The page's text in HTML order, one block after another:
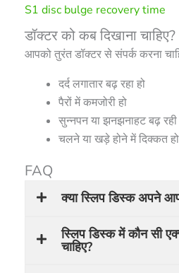
S1 disc bulge recovery time
डॉक्टर को कब दिखाना चाहिए?
आपको तुरंत डॉक्टर से संपर्क करना
दर्द लगातार बढ़ रहा हो
पैरों में कमजोरी हो
सुन्नपन या झनझनाहट बढ़ रही
चलने या खड़े होने में दिक्कत हो
FAQ
क्या स्लिप डिस्क अपने
स्लिप डिस्क में कौन सी
चाहिए?